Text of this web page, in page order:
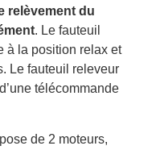
relèvement du
. Le fauteuil
à la position relax et
Le fauteuil releveur
télécommande
de 2 moteurs,